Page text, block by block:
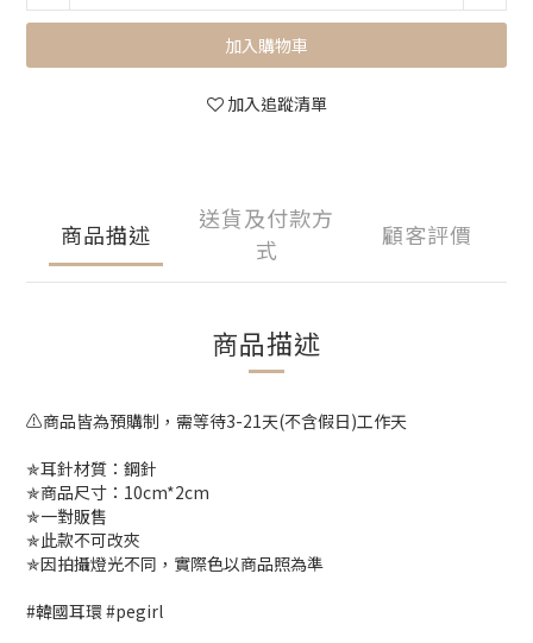
加入購物車
加入追蹤清單
商品描述
送貨及付款方
式
顧客評價
商品描述
⚠️商品皆為預購制，需等待3-21天(不含假日)工作天
✯耳針材質：鋼針
✯商品尺寸：10cm*2cm
✯一對販售
✯此款不可改夾
✯因拍攝燈光不同，實際色以商品照為準
#韓國耳環 #pegirl